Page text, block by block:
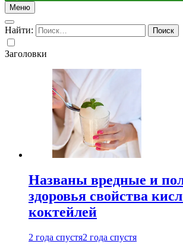
Меню
Найти:
Заголовки
Названы вредные и
здоровья свойства
коктейлей
2 года спустя2 года спустя